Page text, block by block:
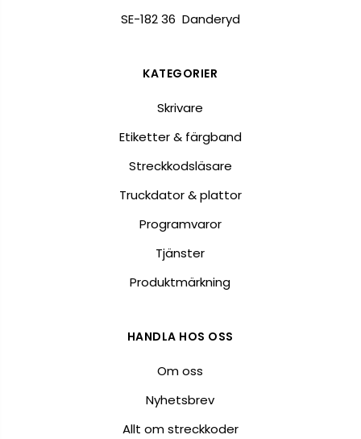
SE-182 36 Danderyd
KATEGORIER
Skrivare
Etiketter & färgband
Streckkodsläsare
Truckdator & plattor
Programvaror
Tjänster
Produktmärkning
HANDLA HOS OSS
Om oss
Nyhetsbrev
Allt om streckkoder